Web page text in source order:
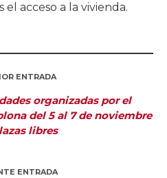
acceso a la vivienda.
ENTRADA
organizadas por el
del 5 al 7 de noviembre
libres
ENTRADA